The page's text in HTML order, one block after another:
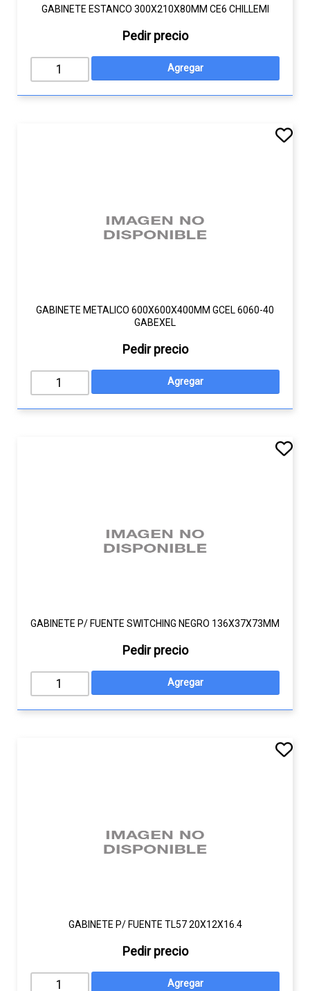
GABINETE ESTANCO 300X210X80MM CE6 CHILLEMI
Pedir precio
GABINETE METALICO 600X600X400MM GCEL 6060-40
GABEXEL
Pedir precio
GABINETE P/ FUENTE SWITCHING NEGRO 136X37X73MM
Pedir precio
GABINETE P/ FUENTE TL57 20X12X16.4
Pedir precio